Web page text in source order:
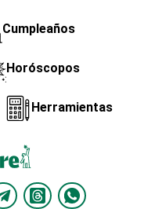
Cumpleaños
Horóscopos
Herramientas